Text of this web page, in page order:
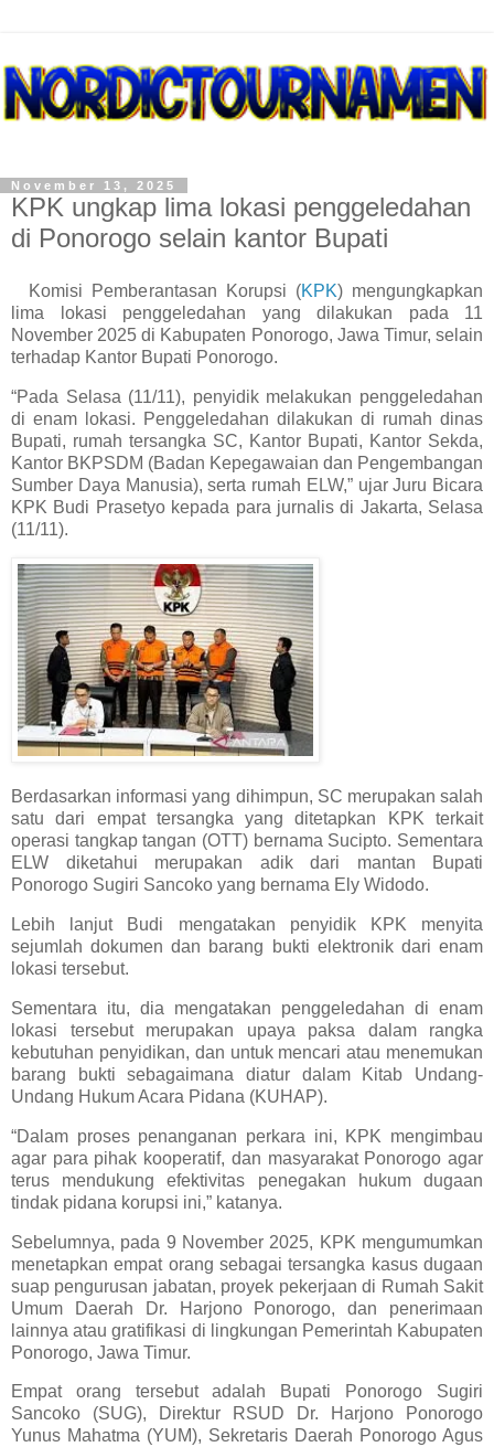
November 13, 2025
KPK ungkap lima lokasi penggeledahan
di Ponorogo selain kantor Bupati
Komisi Pemberantasan Korupsi (KPK) mengungkapkan
lima lokasi penggeledahan yang dilakukan pada 11
November 2025 di Kabupaten Ponorogo, Jawa Timur, selain
terhadap Kantor Bupati Ponorogo.
“Pada Selasa (11/11), penyidik melakukan penggeledahan
di enam lokasi. Penggeledahan dilakukan di rumah dinas
Bupati, rumah tersangka SC, Kantor Bupati, Kantor Sekda,
Kantor BKPSDM (Badan Kepegawaian dan Pengembangan
Sumber Daya Manusia), serta rumah ELW,” ujar Juru Bicara
KPK Budi Prasetyo kepada para jurnalis di Jakarta, Selasa
(11/11).
Berdasarkan informasi yang dihimpun, SC merupakan salah
satu dari empat tersangka yang ditetapkan KPK terkait
operasi tangkap tangan (OTT) bernama Sucipto. Sementara
ELW diketahui merupakan adik dari mantan Bupati
Ponorogo Sugiri Sancoko yang bernama Ely Widodo.
Lebih lanjut Budi mengatakan penyidik KPK menyita
sejumlah dokumen dan barang bukti elektronik dari enam
lokasi tersebut.
Sementara itu, dia mengatakan penggeledahan di enam
lokasi tersebut merupakan upaya paksa dalam rangka
kebutuhan penyidikan, dan untuk mencari atau menemukan
barang bukti sebagaimana diatur dalam Kitab Undang-
Undang Hukum Acara Pidana (KUHAP).
“Dalam proses penanganan perkara ini, KPK mengimbau
agar para pihak kooperatif, dan masyarakat Ponorogo agar
terus mendukung efektivitas penegakan hukum dugaan
tindak pidana korupsi ini,” katanya.
Sebelumnya, pada 9 November 2025, KPK mengumumkan
menetapkan empat orang sebagai tersangka kasus dugaan
suap pengurusan jabatan, proyek pekerjaan di Rumah Sakit
Umum Daerah Dr. Harjono Ponorogo, dan penerimaan
lainnya atau gratifikasi di lingkungan Pemerintah Kabupaten
Ponorogo, Jawa Timur.
Empat orang tersebut adalah Bupati Ponorogo Sugiri
Sancoko (SUG), Direktur RSUD Dr. Harjono Ponorogo
Yunus Mahatma (YUM), Sekretaris Daerah Ponorogo Agus